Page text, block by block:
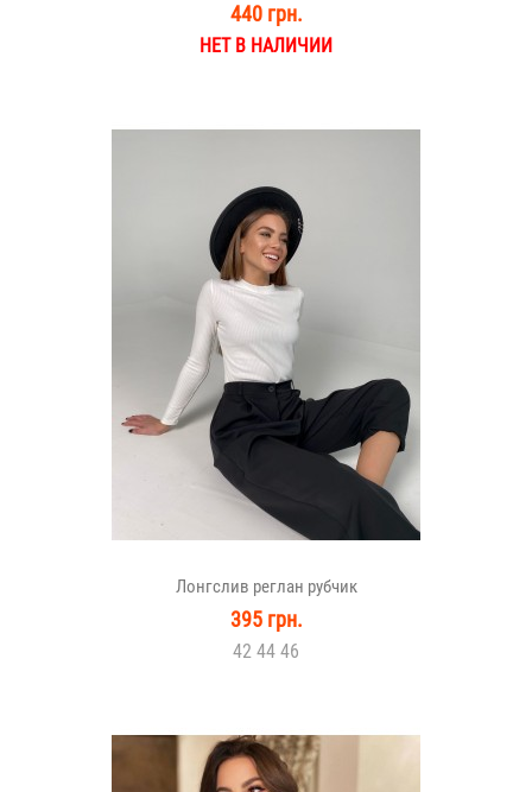
440 грн.
НЕТ В НАЛИЧИИ
Лонгслив реглан рубчик
395 грн.
42 44 46